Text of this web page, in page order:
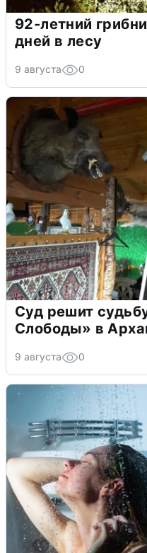
92-летний
дней в лесу
9 августа 0
Суд решит
Слободы» в
9 августа 0